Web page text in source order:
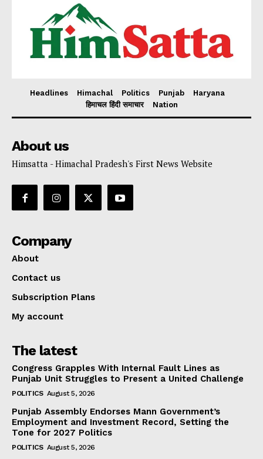
Headlines Himachal Politics Punjab
Haryana
हिमाचल हिंदी समाचार
Nation
About us
Himsatta - Himachal Pradesh's First News Website
Company
About
Contact us
Subscription Plans
My account
The latest
Congress Grapples With Internal Fault Lines as
Punjab Unit Struggles to Present a United Challenge
POLITICS August 5, 2026
Punjab Assembly Endorses Mann Government’s
Employment and Investment Record, Setting the
Tone for 2027 Politics
POLITICS August 5, 2026